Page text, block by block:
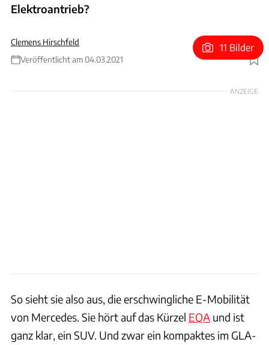
Elektroantrieb?
Clemens Hirschfeld
Veröffentlicht am 04.03.2021
Foto: Patrick Lang
11 Bilder
ANZEIGE
So sieht sie also aus, die erschwingliche E-Mobilität
von Mercedes. Sie hört auf das Kürzel EQA und ist
ganz klar, ein SUV. Und zwar ein kompaktes im GLA-